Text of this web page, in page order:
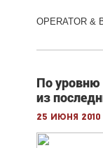
OPERATOR &
По уровню
из
25 июня 2010